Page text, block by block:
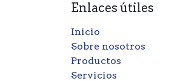
Enlaces útiles
Inicio
Sobre nosotros
Productos
Servicios